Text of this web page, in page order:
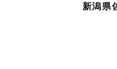
新潟県